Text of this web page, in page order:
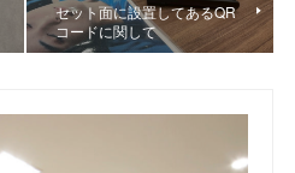
セット面に設置してあるQR
コードに関して